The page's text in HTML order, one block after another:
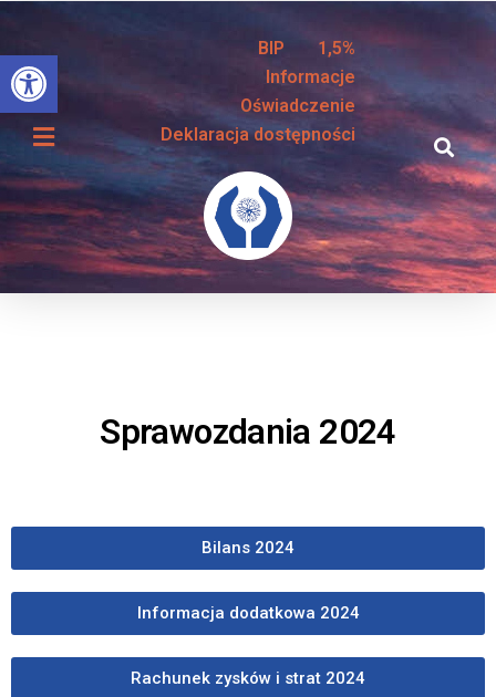
Otwórz pasek narzędzi BIP
1,5%
Informacje
Oświadczenie
Deklaracja dostępności
Sprawozdania 2024
Bilans 2024
Informacja dodatkowa 2024
Rachunek zysków i strat 2024